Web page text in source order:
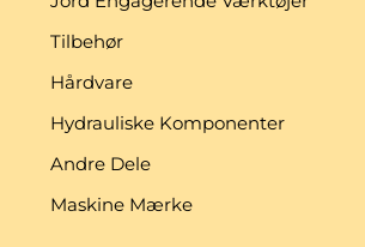
Tilbehør
Hårdvare
Hydrauliske Komponenter
Andre Dele
Maskine Mærke